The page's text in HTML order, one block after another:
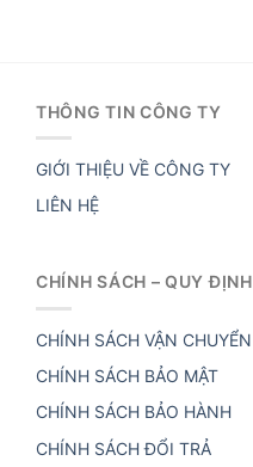
THÔNG TIN CÔNG TY
GIỚI THIỆU VỀ CÔNG TY
LIÊN HỆ
CHÍNH SÁCH – QUY ĐỊNH
CHÍNH SÁCH VẬN CHUYỂN
CHÍNH SÁCH BẢO MẬT
CHÍNH SÁCH BẢO HÀNH
CHÍNH SÁCH ĐỔI TRẢ